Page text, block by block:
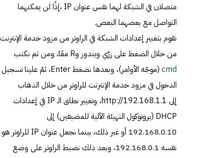
متصلان في الشبكة لهما نفس عنوان IP ،إذًا لن يمكنهما
التواصل مع بعضهما البعض.
نقوم بتغيير إعدادات الشبكة في الراوتر من مزود خدمة الإنترنت
من خلال الضغط على زرَّي ويندوز وR معًا، ومن ثم نكتب
cmd
(موجّه الأوامر)، وبعدها نضغط Enter، ثمّ علينا تسجيل
الدخول في مزود خدمة الإنترنت للراوتر من خلال الذهاب
إلى http://192.168.1.1
، وتغيير نطاق الـ IP في إعدادات
DHCP (بروتوكول التهيئة الآلية للمضيفين) إلى
192.168.0.10 أو غير ذلك، بينما نجعل عنوان IP للراوتر هو
نفسه 192.168.0.1، وبعد ذلك نضبط الراوتر على وضع